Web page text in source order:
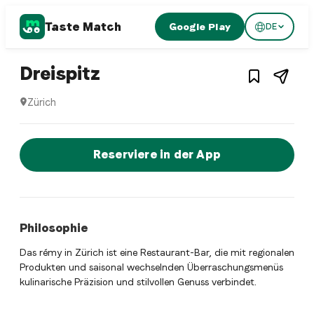
Taste Match Google Play DE
Swiss restaurant
Dreispitz Zürich
Zürich
Jetzt sofort einen Tisch
Reserviere in der App
Philosophie
Das rémy in Zürich ist eine Restaurant-Bar, die mit regionalen
Produkten und saisonal wechselnden Überraschungsmenüs
kulinarische Präzision und stilvollen Genuss verbindet.